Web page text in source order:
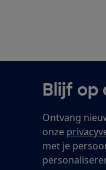
Blijf op
Ontvang
onze
met je